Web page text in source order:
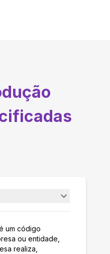
um código
ou entidade,
realiza,